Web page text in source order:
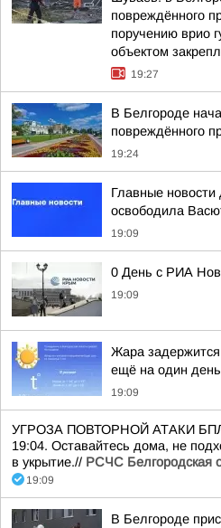
повреждённого
поручению врио
объектом
19:27
В Белгороде
повреждённого
19:24
Главные
освободила
19:09
0 День с РИА
19:09
Жара задержится
ещё на один день
19:09
УГРОЗА ПОВТОРНОЙ АТАКИ
19:04. Оставайтесь дома, не
в укрытие.// РСЧС Белгородская
19:09
В Белгороде